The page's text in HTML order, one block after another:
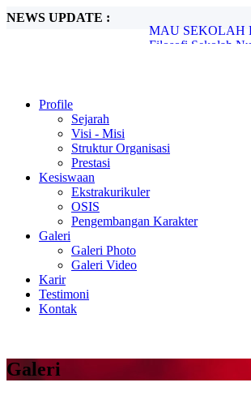
NEWS UPDATE :
Filosofi Sekolah
PPDB 2025/2026
Profile
Sejarah
Visi - Misi
Struktur Organisasi
Prestasi
Kesiswaan
Ekstrakurikuler
OSIS
Pengembangan Karakter
Galeri
Galeri Photo
Galeri Video
Karir
Testimoni
Kontak
Galeri